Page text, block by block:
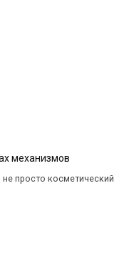
механизмов
просто косметический